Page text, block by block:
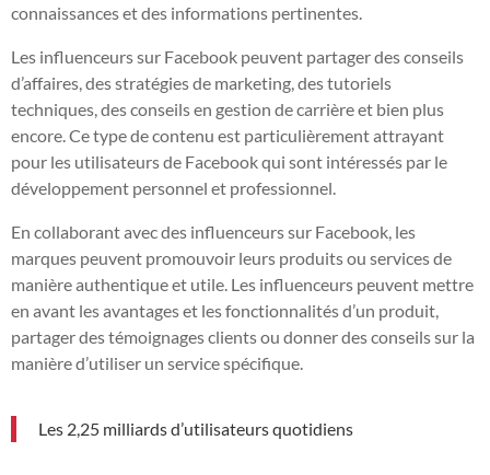
connaissances et des informations pertinentes.
Les influenceurs sur Facebook peuvent partager des conseils
d’affaires, des stratégies de marketing, des tutoriels
techniques, des conseils en gestion de carrière et bien plus
encore. Ce type de contenu est particulièrement attrayant
pour les utilisateurs de Facebook qui sont intéressés par le
développement personnel et professionnel.
En collaborant avec des influenceurs sur Facebook, les
marques peuvent promouvoir leurs produits ou services de
manière authentique et utile. Les influenceurs peuvent mettre
en avant les avantages et les fonctionnalités d’un produit,
partager des témoignages clients ou donner des conseils sur la
manière d’utiliser un service spécifique.
Les 2,25 milliards d’utilisateurs quotidiens